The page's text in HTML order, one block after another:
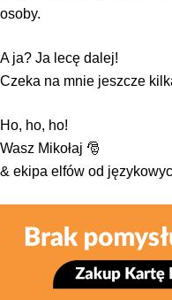
osoby.
A ja? Ja lecę dalej!
Czeka na mnie jeszcze
Ho, ho, ho!
Wasz Mikołaj 🎅
& ekipa elfów od